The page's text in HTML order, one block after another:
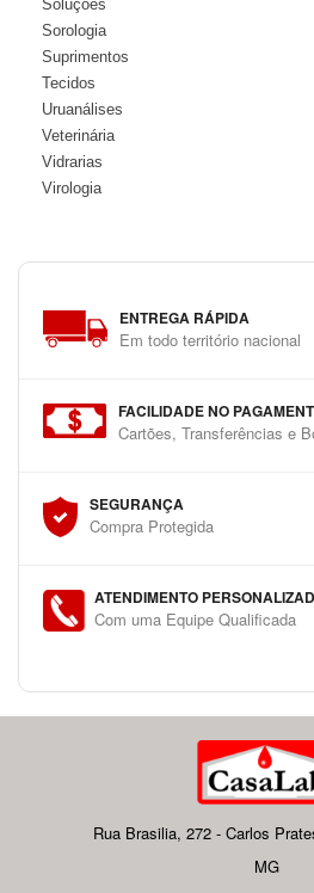
Soluções
Sorologia
Suprimentos
Tecidos
Uruanálises
Veterinária
Vidrarias
Virologia
ENTREGA RÁPIDA
Em todo território nacional
FACILIDADE NO
Cartões, Transferências e
SEGURANÇA
Compra Protegida
ATENDIMENTO
Com uma Equipe Qualificada
Rua Brasilia, 272 - Carlos
MG